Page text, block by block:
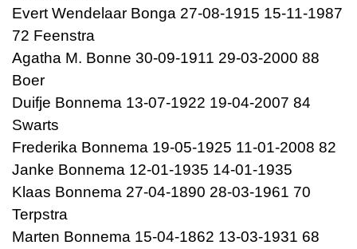
Evert Wendelaar Bonga 27-08-1915 15-11-1987
72 Feenstra
Agatha M. Bonne 30-09-1911 29-03-2000 88
Boer
Duifje Bonnema 13-07-1922 19-04-2007 84
Swarts
Frederika Bonnema 19-05-1925 11-01-2008 82
Janke Bonnema 12-01-1935 14-01-1935
Klaas Bonnema 27-04-1890 28-03-1961 70
Terpstra
Marten Bonnema 15-04-1862 13-03-1931 68